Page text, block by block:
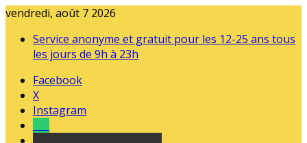
vendredi, août 7 2026
Service anonyme et gratuit pour les 12-25 ans tous
les jours de 9h à 23h
Facebook
X
Instagram